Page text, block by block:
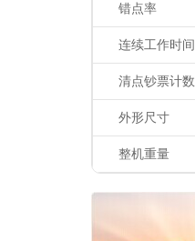
错点率
连续工作时间
清点钞票计数
外形尺寸
整机重量